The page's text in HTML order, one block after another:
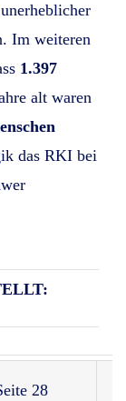
Im weiteren
1.397
alt waren
das RKI bei
28